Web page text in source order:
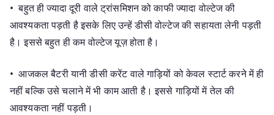
• बहुत ही ज्यादा दूरी वाले ट्रांसमिशन को काफी ज्यादा वोल्टेज की
आवश्यकता पड़ती है इसके लिए उन्हें डीसी वोल्टेज की सहायता लेनी पड़ती
है। इससे बहुत ही कम वोल्टेज यूज़ होता है।
• आजकल बैटरी यानी डीसी करेंट वाले गाड़ियों को केवल स्टार्ट करने में ही
नहीं बल्कि उसे चलाने में भी काम आती है। इससे गाड़ियों में तेल की
आवश्यकता नहीं पड़ती।